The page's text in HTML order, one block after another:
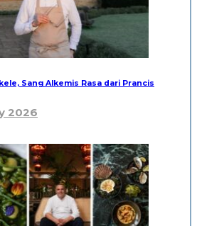
Sang Alkemis Rasa dari Prancis
2026